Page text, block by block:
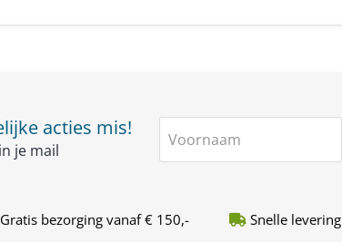
acties mis!
je mail
Voornaam
Gratis bezorging vanaf € 150,- Snelle levering